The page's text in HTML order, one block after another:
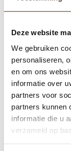
Deze website
We gebruiken
personaliseren,
en om ons
informatie over
partners voor
partners kunnen
informatie die u
verzameld op
WANDREK